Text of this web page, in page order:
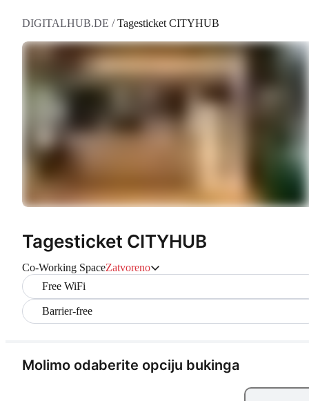
DIGITALHUB.DE /Tagesticket CITYHUB
Tagesticket CITYHUB
Co-Working SpaceZatvoreno
Free WiFi
Barrier-free
Molimo odaberite opciju bukinga